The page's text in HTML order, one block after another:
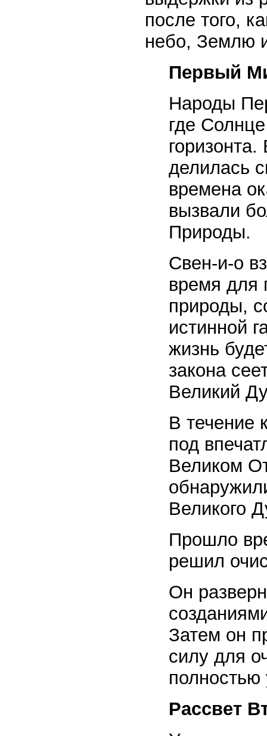
после того,
небо, Землю
Первый
Народы
где
делилась
времена
вызвали
Природы.
Свен-и-о
время для
природы,
истинной
жизнь
закона
Великий
В течение
под
Великом
Великого
Прошло
решил
Он
Затем он
силу для
Рассвет